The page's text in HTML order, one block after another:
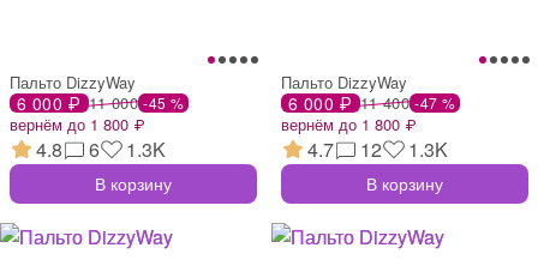
Пальто DizzyWay
6 000 ₽ 11 000 -45 %
вернём до 1 800 ₽
4.8 6 1.3K
В корзину
Пальто DizzyWay
6 000 ₽ 11 400 -47 %
вернём до 1 800 ₽
4.7 12 1.3K
В корзину